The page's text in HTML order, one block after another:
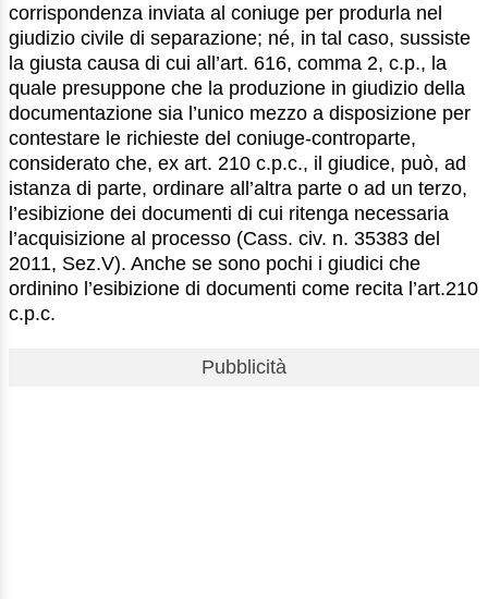
corrispondenza inviata al coniuge per produrla nel
giudizio civile di separazione; né, in tal caso, sussiste
la giusta causa di cui all’art. 616, comma 2, c.p., la
quale presuppone che la produzione in giudizio della
documentazione sia l’unico mezzo a disposizione per
contestare le richieste del coniuge-controparte,
considerato che, ex art. 210 c.p.c., il giudice, può, ad
istanza di parte, ordinare all’altra parte o ad un terzo,
l’esibizione dei documenti di cui ritenga necessaria
l’acquisizione al processo (Cass. civ. n. 35383 del
2011, Sez.V). Anche se sono pochi i giudici che
ordinino l’esibizione di documenti come recita l’art.210
c.p.c.
Pubblicità